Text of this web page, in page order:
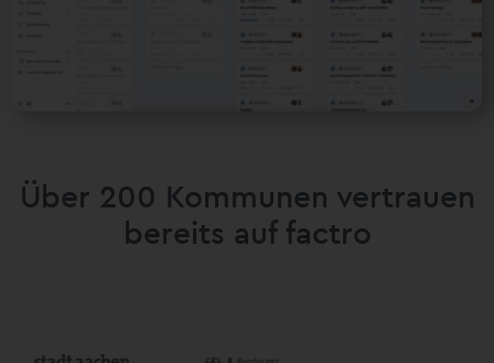
Über 200 Kommunen vertrauen
bereits auf factro